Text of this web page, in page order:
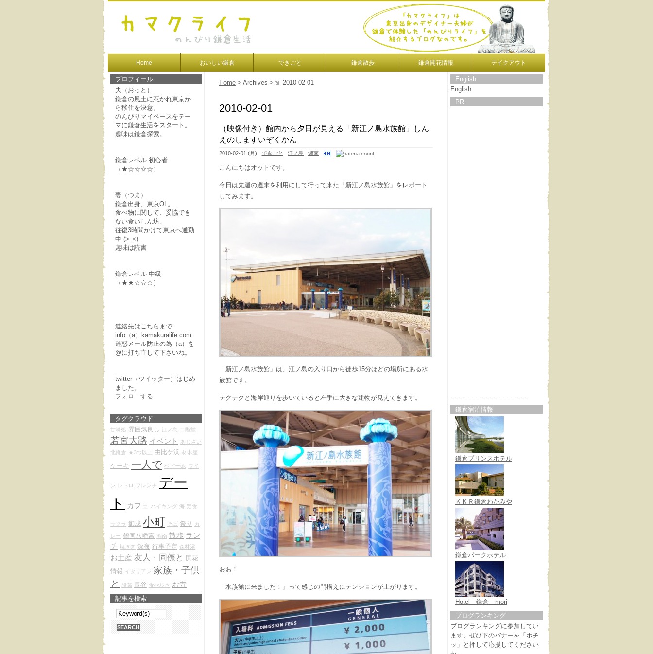
Home おいしい鎌倉 できごと 鎌倉散歩 鎌倉開花情報 テイクアウト
Home > Archives > 2010-02-01
2010-02-01
（映像付き）館内から夕日が見える「新江ノ島水族館」しん
えのしますいぞくかん
2010-02-01 (月) できごと 江ノ島 |湘南
こんにちはオットです。
今日は先週の週末を利用にして行って来た「新江ノ島水族館」をレポート
してみます。
「新江ノ島水族館」は、江ノ島の入り口から徒歩15分ほどの場所にある水
族館です。
テクテクと海岸通りを歩いていると左手に大きな建物が見えてきます。
おお！
「水族館に来ました！」って感じの門構えにテンションが上がります。
プロフィール
夫（おっと）
鎌倉の風土に惹かれ東京か
ら移住を決意。
のんびりマイペースをテー
マに鎌倉生活をスタート。
趣味は鎌倉探索。
鎌倉レベル 初心者
（★☆☆☆☆）
妻（つま）
鎌倉出身、東京OL。
食べ物に関して、妥協でき
ない食いしん坊。
往復3時間かけて東京へ通勤
中 (>_<)
趣味は読書
鎌倉レベル 中級
（★★☆☆☆）
連絡先はこちらまで
info（a）kamakuralife.com
迷惑メール防止の為（a）を
@に打ち直して下さいね。
twitter（ツイッター）はじめ
ました。
フォローする
タグクラウド
甘味処 雰囲気良し 江ノ島 二階堂
若宮大路 イベント
あじさい
北鎌倉 ★3つ以上 由比ケ浜 材木座
ケーキ 一人で ベビーok ワイ
ン レトロ フレンチ
デー
ト
カフェ ハイキング 海 定食
サクラ 御成 小町 そば 祭り カ
レー 鶴岡八幡宮 湘南 散歩 ラン
チ 焼き肉 深夜 行事予定 森林浴
お土産 友人・同僚と 開花
情報 イタリアン 家族・子供
と
段葛 長谷 食べ歩き お寺
記事を検索
English
English
PR
鎌倉宿泊情報
鎌倉プリンスホテル
ＫＫＲ鎌倉わかみや
鎌倉パークホテル
Hotel 鎌倉 mori
ブログランキング
ブログランキングに参加してい
ます。ぜひ下のバナーを「ポチ
ッ」と押して応援してください